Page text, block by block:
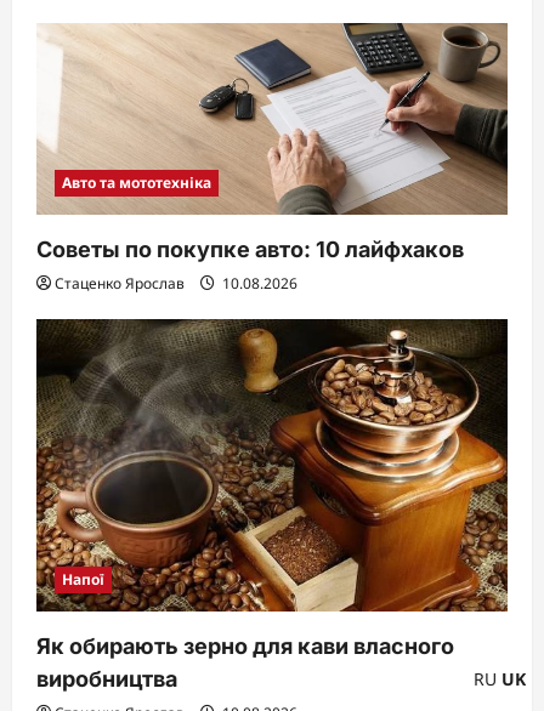
Авто та мототехніка
Советы по покупке авто: 10 лайфхаков
Стаценко Ярослав 10.08.2026
Напої
Як обирають зерно для кави власного
виробництва
RU UK